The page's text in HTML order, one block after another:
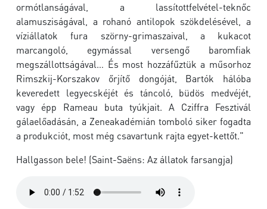
ormótlanságával, a lassítottfelvétel-teknőc
alamusziságával, a rohanó antilopok szökdelésével, a
víziállatok fura szörny-grimaszaival, a kukacot
marcangoló, egymással versengő baromfiak
megszállottságával… És most hozzáfűztük a műsorhoz
Rimszkij-Korszakov őrjítő dongóját, Bartók hálóba
keveredett legyecskéjét és táncoló, büdös medvéjét,
vagy épp Rameau buta tyúkjait. A Cziffra Fesztivál
gálaelőadásán, a Zeneakadémián tomboló siker fogadta
a produkciót, most még csavartunk rajta egyet-kettőt."
Hallgasson bele! (Saint-Saëns: Az állatok farsangja)